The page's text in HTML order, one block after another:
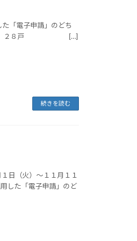
「電子申請」のどち
８団地 ２８戸 […]
続きを読む
日（火）～１１月１１
した「電子申請」のど